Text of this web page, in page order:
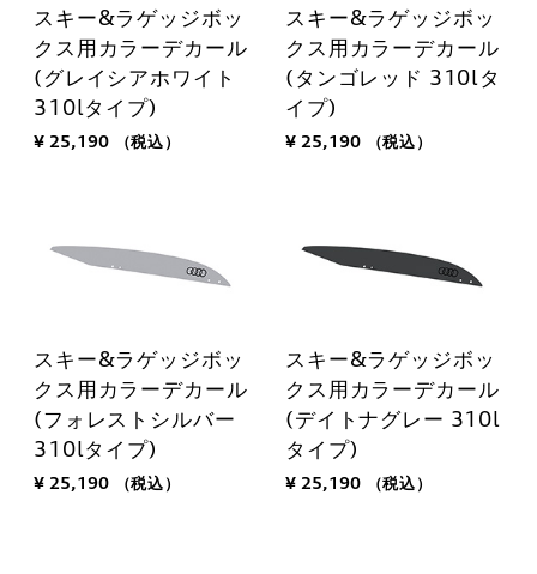
スキー&ラゲッジボッ
クス用カラーデカール
(グレイシアホワイト
310lタイプ)
¥ 25,190 （税込）
スキー&ラゲッジボッ
クス用カラーデカール
(タンゴレッド 310lタ
イプ)
¥ 25,190 （税込）
スキー&ラゲッジボッ
クス用カラーデカール
(フォレストシルバー
310lタイプ)
¥ 25,190 （税込）
スキー&ラゲッジボッ
クス用カラーデカール
(デイトナグレー 310l
タイプ)
¥ 25,190 （税込）